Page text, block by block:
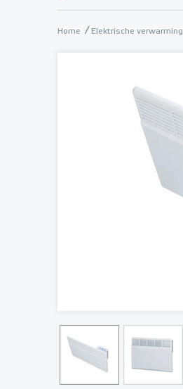
Home Elektrische verwarming